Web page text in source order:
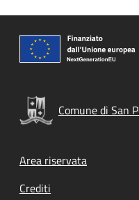
Comune di San
Footer menu
Area riservata
Crediti